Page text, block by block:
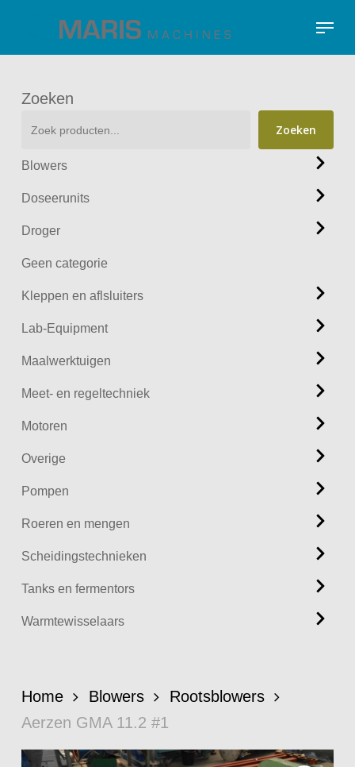
main
Menu
Zoeken
Zoeken
Blowers
Doseerunits
Droger
Geen categorie
Kleppen en aflsluiters
Lab-Equipment
Maalwerktuigen
Meet- en regeltechniek
Motoren
Overige
Pompen
Roeren en mengen
Scheidingstechnieken
Tanks en fermentors
Warmtewisselaars
Home Blowers
Rootsblowers
Aerzen GMA 11.2 #1
Close